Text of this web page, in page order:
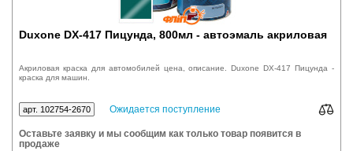
Duxone DX-417 Пицунда, 800мл - автоэмаль акриловая
Акриловая краска для автомобилей цена, описание. Duxone DX-417 Пицунда -
краска для машин.
арт. 102754-2670 Ожидается поступление
Оставьте заявку и мы сообщим как только товар появится в
продаже